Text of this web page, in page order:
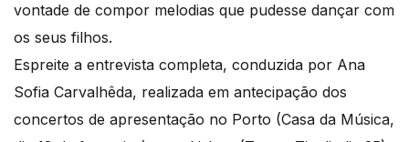
vontade de compor melodias que pudesse dançar com
os seus filhos.
Espreite a entrevista completa, conduzida por Ana
Sofia Carvalhêda, realizada em antecipação dos
concertos de apresentação no Porto (Casa da Música,